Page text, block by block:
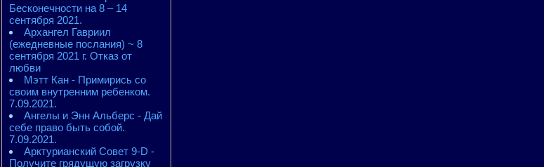
Бесконечности на 8 – 14
сентября 2021.
Архангел Гавриил
(ежедневные послания) ~ 8
сентября 2021 г. Отказ от
любви
Мэтт Кан - Примирись со
своим внутренним ребенком.
7.09.2021.
Ангелы и Энн Альберс - Дай
себе право быть собой.
7.09.2021.
Арктурианский Совет 9-D -
Получите грядущую загрузку